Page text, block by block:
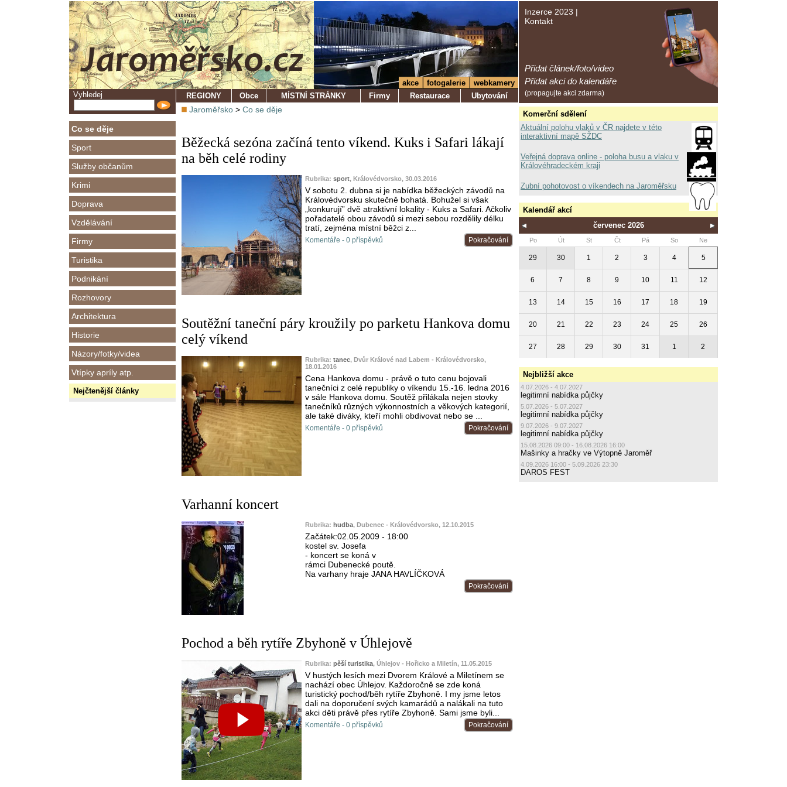
Vyhledej
Co se děje
Sport
Služby občanům
Krimi
Doprava
Vzdělávání
Firmy
Turistika
Podnikání
Rozhovory
Architektura
Historie
Názory/fotky/videa
Vtípky apríly atp.
Nejčtenější články
Inzerce 2023 |
Kontakt
Přidat článek/foto/video
Přidat akci do kalendáře
(propagujte akci zdarma)
akce fotogalerie
webkamery
REGIONY
Obce MÍSTNÍ STRÁNKY Firmy Restaurace Ubytování
Jaroměřsko > Co se děje
Běžecká sezóna začíná tento víkend. Kuks i Safari lákají
na běh celé rodiny
Rubrika: sport, Královédvorsko, 30.03.2016
V sobotu 2. dubna si je nabídka běžeckých závodů na
Královédvorsku skutečně bohatá. Bohužel si však
„konkurují” dvě atraktivní lokality - Kuks a Safari. Ačkoliv
pořadatelé obou závodů si mezi sebou rozdělily délku
tratí, zejména místní běžci z...
Pokračování
Komentáře - 0 příspěvků
Soutěžní taneční páry kroužily po parketu Hankova domu
celý víkend
Rubrika: tanec, Dvůr Králové nad Labem - Královédvorsko,
18.01.2016
Cena Hankova domu - právě o tuto cenu bojovali
tanečníci z celé republiky o víkendu 15.-16. ledna 2016
v sále Hankova domu. Soutěž přilákala nejen stovky
tanečníků různých výkonnostních a věkových kategorií,
ale také diváky, kteří mohli obdivovat nebo se ...
Pokračování
Komentáře - 0 příspěvků
Varhanní koncert
Rubrika: hudba, Dubenec - Královédvorsko, 12.10.2015
Začátek:02.05.2009 - 18:00
kostel sv. Josefa
- koncert se koná v
rámci Dubenecké poutě.
Na varhany hraje JANA HAVLÍČKOVÁ
Pokračování
Pochod a běh rytíře Zbyhoně v Úhlejově
Rubrika: pěší turistika, Úhlejov - Hořicko a Miletín, 11.05.2015
V hustých lesích mezi Dvorem Králové a Miletínem se
nachází obec Úhlejov. Každoročně se zde koná
turistický pochod/běh rytíře Zbyhoně. I my jsme letos
dali na doporučení svých kamarádů a nalákali na tuto
akci děti právě přes rytíře Zbyhoně. Sami jsme byli...
Pokračování
Komentáře - 0 příspěvků
Komerční sdělení
Aktuální polohu vlaků v ČR najdete v této
interaktivní mapě SŽDC
Veřejná doprava online - poloha busu a vlaku v
Královéhradeckém kraji
Zubní pohotovost o víkendech na Jaroměřsku
Kalendář akcí
červenec 2026
Po Út St Čt Pá So Ne
29 30 1 2 3 4 5
6 7 8 9 10 11 12
13 14 15 16 17 18 19
20 21 22 23 24 25 26
27 28 29 30 31 1 2
Nejbližší akce
4.07.2026 - 4.07.2027
legitimní nabídka půjčky
5.07.2026 - 5.07.2027
legitimní nabídka půjčky
9.07.2026 - 9.07.2027
legitimní nabídka půjčky
15.08.2026 09:00 - 16.08.2026 16:00
Mašinky a hračky ve Výtopně Jaroměř
4.09.2026 16:00 - 5.09.2026 23:30
DAROS FEST